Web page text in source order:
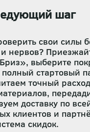
шаг
свои силы
нервов?
выберите
стартовый
точный
доставку по
клиентов и
скидок.